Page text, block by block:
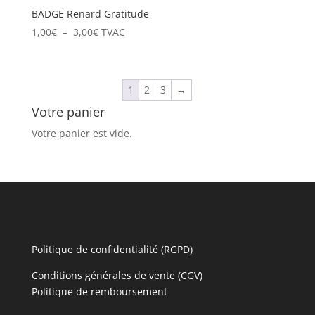
BADGE Renard Gratitude
1,00€ – 3,00€Plage
1,00€
3,00€
TVAC
1 2 3 →
Votre panier
Votre panier est vide.
Politique de confidentialité (RGPD)
Conditions générales de vente (CGV)
Politique de remboursement